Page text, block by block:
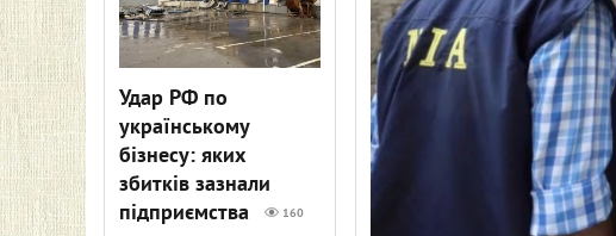
Удар РФ по
українському
бізнесу: яких
збитків зазнали
підприємства
160